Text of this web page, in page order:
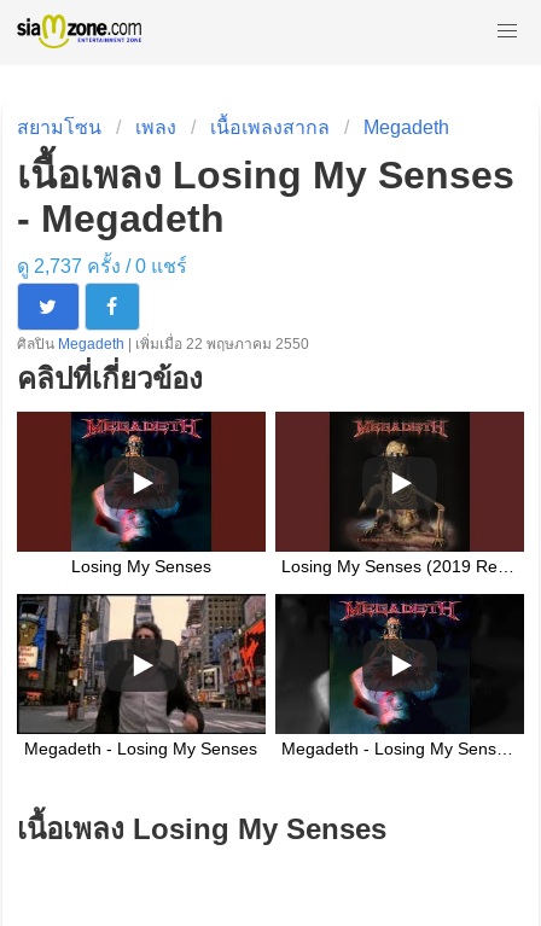
สยามโซน เพลง เนื้อเพลงสากล Megadeth
เนื้อเพลง Losing My Senses
- Megadeth
ดู 2,737 ครั้ง /0แชร์
ศิลปิน Megadeth | เพิ่มเมื่อ 22 พฤษภาคม 2550
คลิปที่เกี่ยวข้อง
Losing My Senses Losing My Senses (2019 Remaster)
Megadeth - Losing My Senses Megadeth - Losing My Senses [Original 2001 Studio Recording]
เนื้อเพลง Losing My Senses